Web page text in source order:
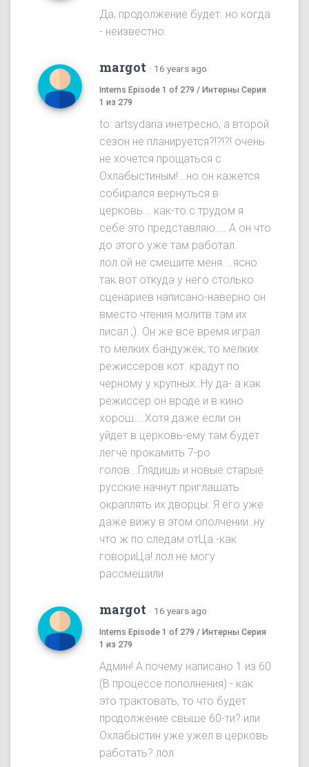
Да, продолжение будет. но когда
- неизвестно.
margot · 16 years ago
Interns Episode 1 of 279 / Интерны Серия
1 из 279
to: artsydaria инетресно, а второй
сезон не планируется?!?!?! очень
не хочется прощаться с
Охлабыстиным!...но он кажется
собирался вернуться в
церковь... как-то с трудом я
себе это представляю.... А он что
до этого уже там работал.
лол.ой не смешите меня. ..ясно
так вот откуда у него столько
сценариев написано-наверно он
вместо чтения молитв там их
писал ;). Он же все время играл
то мелких бандужек, то мелких
режиссеров кот. крадут по
черному у крупных..Ну да- а как
режиссер он вроде и в кино
хорош....Хотя даже если он
уйдет в церковь-ему там будет
легче прокамить 7-ро
голов...Глядишь и новые старые
русские начнут приглашать
окраплять их дворцы. Я его уже
даже вижу в этом ополчении..ну
что ж по следам отЦа.-как
говориЦа! лол не могу
рассмешили
margot · 16 years ago
Interns Episode 1 of 279 / Интерны Серия
1 из 279
Админ! А почему написано 1 из 60
(В процессе пополнения) - как
это трактовать, то что будет
продолжение свыше 60-ти? или
Охлабыстин уже ужел в церковь
работать? лол